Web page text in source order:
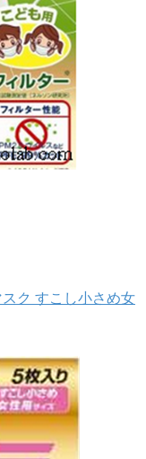
ク すこし小さめ女